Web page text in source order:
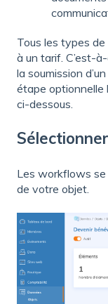
Tous les types
à un tarif. C’est-
la soumission
étape optionnelle
ci-dessous.
Les workflows
de votre objet.